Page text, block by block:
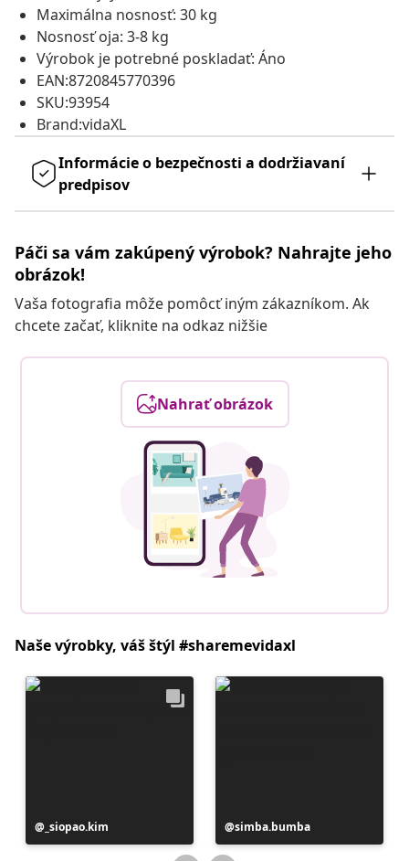
Maximálna nosnosť: 30 kg
Nosnosť oja: 3-8 kg
Výrobok je potrebné poskladať: Áno
EAN:8720845770396
SKU:93954
Brand:vidaXL
Informácie o bezpečnosti a dodržiavaní
predpisov
Páči sa vám zakúpený výrobok? Nahrajte jeho
obrázok!
Vaša fotografia môže pomôcť iným zákazníkom. Ak
chcete začať, kliknite na odkaz nižšie
Nahrať obrázok
Naše výrobky, váš štýl #sharemevidaxl
Príspevok
zverejnil
_siopao.kim
Príspevok
zverejnil
simba.bumba